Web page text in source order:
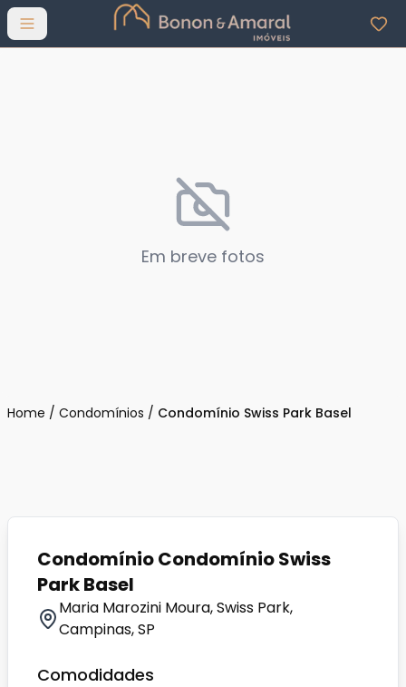
Abrir menu
Em breve fotos
Home / Condomínios / Condomínio Swiss Park Basel
Condomínio Condomínio Swiss
Park Basel
Maria Marozini Moura, Swiss Park,
Campinas, SP
Comodidades